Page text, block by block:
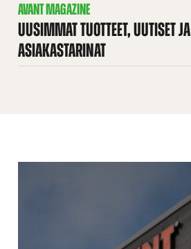
AVANT MAGAZINE
UUSIMMAT TUOTTEET, UUTISET JA
ASIAKASTARINAT